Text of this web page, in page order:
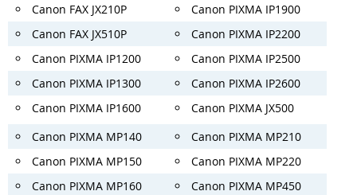
Canon FAX JX210P
Canon FAX JX510P
Canon PIXMA IP1200
Canon PIXMA IP1300
Canon PIXMA IP1600
Canon PIXMA IP1900
Canon PIXMA IP2200
Canon PIXMA IP2500
Canon PIXMA IP2600
Canon PIXMA JX500
Canon PIXMA MP140
Canon PIXMA MP150
Canon PIXMA MP160
Canon PIXMA MP210
Canon PIXMA MP220
Canon PIXMA MP450